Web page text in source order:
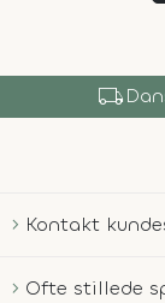
local_shipping
Kontakt
Ofte stillede